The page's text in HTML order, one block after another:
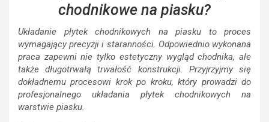
chodnikowe na piasku?
Układanie płytek chodnikowych na piasku to proces
wymagający precyzji i staranności. Odpowiednio wykonana
praca zapewni nie tylko estetyczny wygląd chodnika, ale
także długotrwałą trwałość konstrukcji. Przyjrzyjmy się
dokładnemu procesowi krok po kroku, który prowadzi do
profesjonalnego układania płytek chodnikowych na
warstwie piasku.